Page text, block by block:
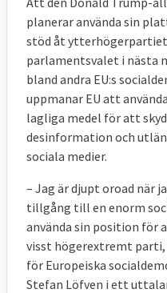
planerar använda sin
stöd åt
parlamentsvalet i nästa
bland andra EU:s
uppmanar EU att
lagliga medel för att
desinformation och
sociala medier.
– Jag är djupt oroad när
tillgång till en enorm
använda sin position för
visst högerextremt parti,
för Europeiska
Stefan Löfven i ett